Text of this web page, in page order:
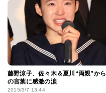
藤野涼子、佐々木＆夏川“両親”から
の言葉に感激の涙
2015/3/7 13:44